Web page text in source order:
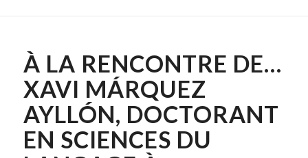
À LA RENCONTRE DE…
XAVI MÁRQUEZ
AYLLÓN, DOCTORANT
EN SCIENCES DU